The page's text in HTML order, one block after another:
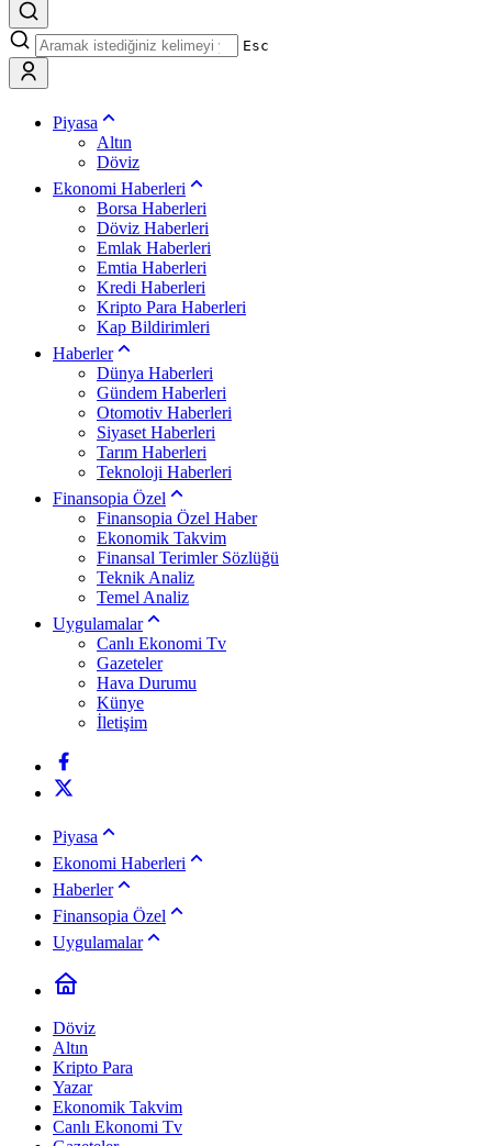
Esc
Piyasa
Altın
Döviz
Ekonomi Haberleri
Borsa Haberleri
Döviz Haberleri
Emlak Haberleri
Emtia Haberleri
Kredi Haberleri
Kripto Para Haberleri
Kap Bildirimleri
Haberler
Dünya Haberleri
Gündem Haberleri
Otomotiv Haberleri
Siyaset Haberleri
Tarım Haberleri
Teknoloji Haberleri
Finansopia Özel
Finansopia Özel Haber
Ekonomik Takvim
Finansal Terimler Sözlüğü
Teknik Analiz
Temel Analiz
Uygulamalar
Canlı Ekonomi Tv
Gazeteler
Hava Durumu
Künye
İletişim
Piyasa
Ekonomi Haberleri
Haberler
Finansopia Özel
Uygulamalar
Döviz
Altın
Kripto Para
Yazar
Ekonomik Takvim
Canlı Ekonomi Tv